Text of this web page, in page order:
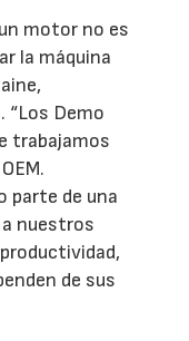
motor no es
la máquina
“Los Demo
trabajamos
parte de una
nuestros
de sus